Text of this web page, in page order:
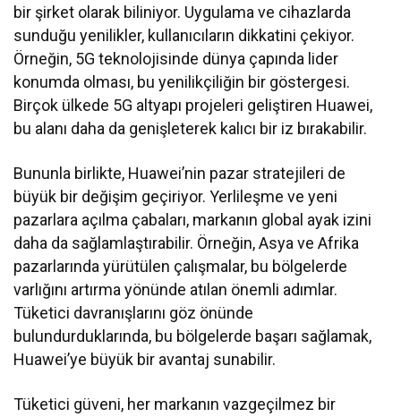
bir şirket olarak biliniyor. Uygulama ve cihazlarda
sunduğu yenilikler, kullanıcıların dikkatini çekiyor.
Örneğin, 5G teknolojisinde dünya çapında lider
konumda olması, bu yenilikçiliğin bir göstergesi.
Birçok ülkede 5G altyapı projeleri geliştiren Huawei,
bu alanı daha da genişleterek kalıcı bir iz bırakabilir.
Bununla birlikte, Huawei’nin pazar stratejileri de
büyük bir değişim geçiriyor. Yerlileşme ve yeni
pazarlara açılma çabaları, markanın global ayak izini
daha da sağlamlaştırabilir. Örneğin, Asya ve Afrika
pazarlarında yürütülen çalışmalar, bu bölgelerde
varlığını artırma yönünde atılan önemli adımlar.
Tüketici davranışlarını göz önünde
bulundurduklarında, bu bölgelerde başarı sağlamak,
Huawei’ye büyük bir avantaj sunabilir.
Tüketici güveni, her markanın vazgeçilmez bir